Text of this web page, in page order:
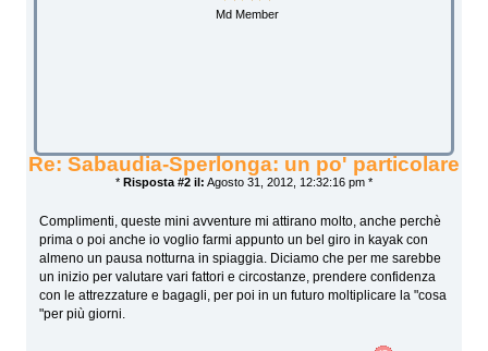
Md Member
Re: Sabaudia-Sperlonga: un po' particolare
* Risposta #2 il: Agosto 31, 2012, 12:32:16 pm *
Complimenti, queste mini avventure mi attirano molto, anche perchè
prima o poi anche io voglio farmi appunto un bel giro in kayak con
almeno un pausa notturna in spiaggia. Diciamo che per me sarebbe
un inizio per valutare vari fattori e circostanze, prendere confidenza
con le attrezzature e bagagli, per poi in un futuro moltiplicare la "cosa
"per più giorni.